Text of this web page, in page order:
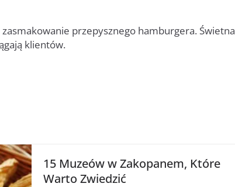
przepysznego hamburgera. Świetna
klientów.
15 Muzeów w Zakopanem, Które
Warto Zwiedzić